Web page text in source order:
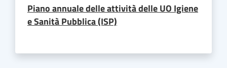
Piano annuale delle attività delle UO Igiene
e Sanità Pubblica (ISP)